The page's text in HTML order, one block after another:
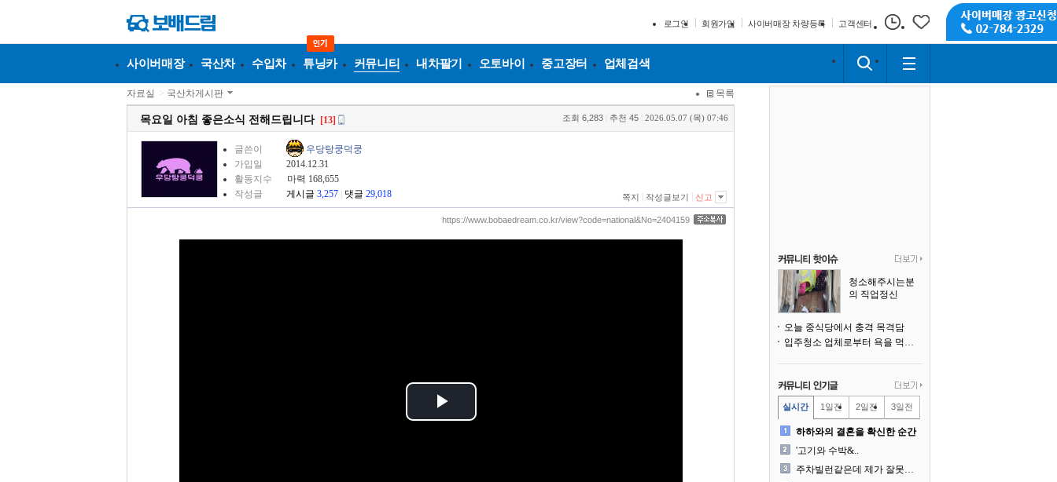
로그인 회원가입 사이버매장 차량등록 고객센터
사이버매장 국산차 수입차 튜닝카 커뮤니티 내차팔기 오토바이 중고장터 업체검색
자료실 > 국산차게시판 목록
목요일 아침 좋은소식 전해드립니다 [13] 조회 6,283 추천 45 2026.05.07 (목) 07:46
글쓴이
우당탕쿵덕쿵
가입일
2014.12.31
활동지수
마력 168,655
작성글
게시글 3,257 댓글 29,018 쪽지 작성글보기 신고
https://www.bobaedream.co.kr/view?code=national&No=2404159
Play
청소해주시는분
의 직업정신
오늘 중식당에서 충격 목격담
입주청소 업체로부터 욕을 먹고 있습니다
실시간 1일전 2일전 3일전
하하와의 결혼을 확신한 순간
'고기와 수박&..
주차빌런같은데 제가 잘못한건..